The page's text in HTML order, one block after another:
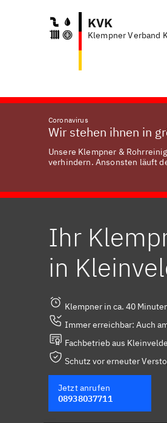
KVK
Klempner Verband
Coronavirus
Wir stehen ihnen in
Unsere Klempner &
verhindern. Ansonsten läuft
Ihr
in
Klempner in ca. 40
Immer erreichbar: Auch
Fachbetrieb aus
Schutz vor erneuter
Jetzt anrufen
08938037711